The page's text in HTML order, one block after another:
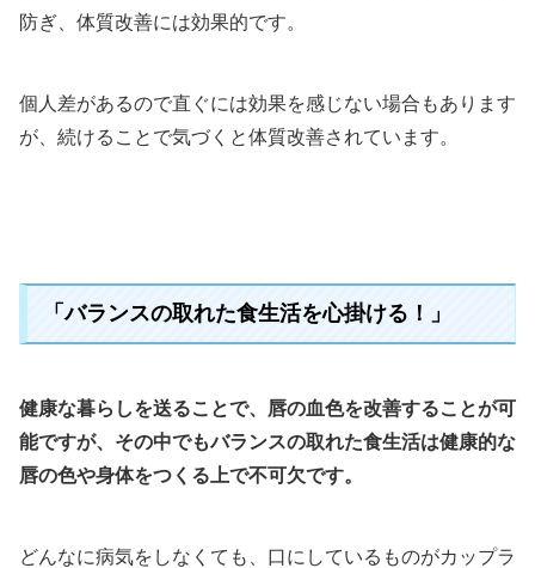
防ぎ、体質改善には効果的です。
個人差があるので直ぐには効果を感じない場合もあります
が、続けることで気づくと体質改善されています。
「バランスの取れた食生活を心掛ける！」
健康な暮らしを送ることで、唇の血色を改善することが可
能ですが、その中でもバランスの取れた食生活は健康的な
唇の色や身体をつくる上で不可欠です。
どんなに病気をしなくても、口にしているものがカップラ